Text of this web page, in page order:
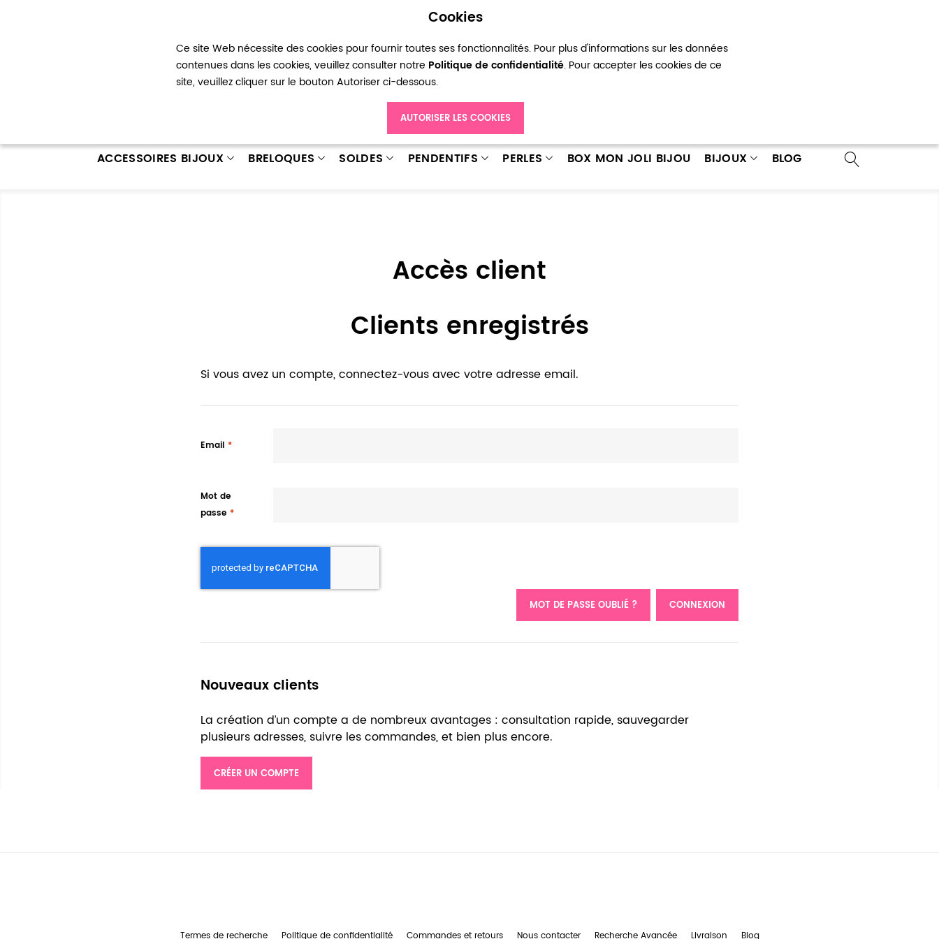
Cookies
Ce site Web nécessite des cookies pour fournir toutes ses fonctionnalités. Pour plus d'informations sur les données
contenues dans les cookies, veuillez consulter notre Politique de confidentialité. Pour accepter les cookies de ce
site, veuillez cliquer sur le bouton Autoriser ci-dessous.
AUTORISER LES COOKIES
Mon compte Ma liste d’envies Connexion Créer un compte
ACCESSOIRES BIJOUX BRELOQUES SOLDES PENDENTIFS PERLES BOX MON JOLI BIJOU BIJOUX BLOG
Accès client
Clients enregistrés
Si vous avez un compte, connectez-vous avec votre adresse email.
Email
Mot de
passe
CONNEXION
MOT DE PASSE OUBLIÉ ?
Nouveaux clients
La création d’un compte a de nombreux avantages : consultation rapide, sauvegarder
plusieurs adresses, suivre les commandes, et bien plus encore.
CRÉER UN COMPTE
Termes de recherche Politique de confidentialité Commandes et retours Nous contacter Recherche Avancée Livraison Blog